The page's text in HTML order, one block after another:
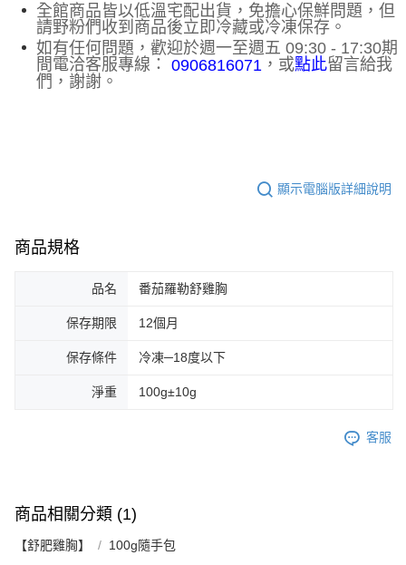
全館商品皆以低溫宅配出貨，免擔心保鮮問題，但
請野粉們收到商品後立即冷藏或冷凍保存。
如有任何問題，歡迎於週一至週五 09:30 - 17:30期
間電洽客服專線： 0906816071 ，或點此留言給我
們，謝謝。
顯示電腦版詳細說明
商品規格
品名 番茄羅勒舒雞胸
保存期限 12個月
保存條件 冷凍─18度以下
淨重 100g±10g
客服
商品相關分類 (1)
【舒肥雞胸】 100g隨手包